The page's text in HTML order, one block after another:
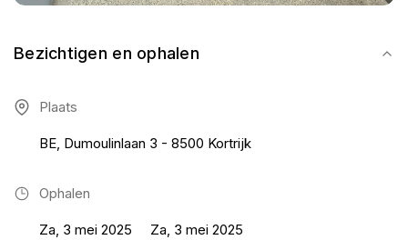
Bezichtigen en ophalen
Plaats
BE, Dumoulinlaan 3 - 8500 Kortrijk
Ophalen
Za, 3 mei 2025
Za, 3 mei 2025